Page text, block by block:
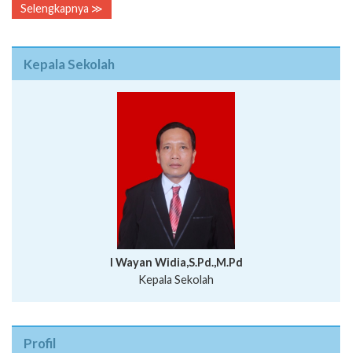
Selengkapnya ≫
Kepala Sekolah
I Wayan Widia,S.Pd.,M.Pd
Kepala Sekolah
Profil